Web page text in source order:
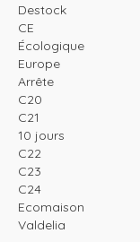
Destock
CE
Écologique
Europe
Arrête
C20
C21
10 jours
C22
C23
C24
Ecomaison
Valdelia